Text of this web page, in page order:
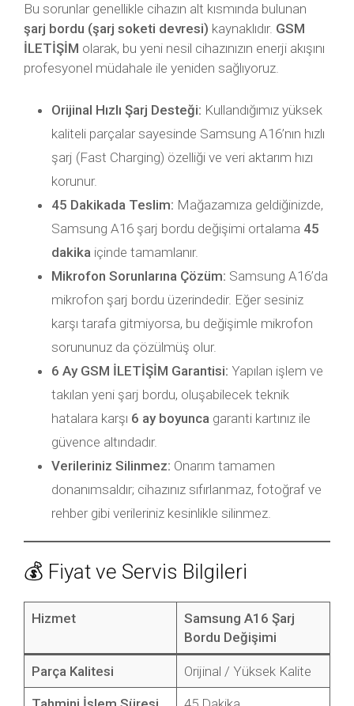
Bu sorunlar genellikle cihazın alt kısmında bulunan
şarj bordu (şarj soketi devresi) kaynaklıdır. GSM
İLETİŞİM olarak, bu yeni nesil cihazınızın enerji akışını
profesyonel müdahale ile yeniden sağlıyoruz.
Orijinal Hızlı Şarj Desteği: Kullandığımız yüksek
kaliteli parçalar sayesinde Samsung A16’nın hızlı
şarj (Fast Charging) özelliği ve veri aktarım hızı
korunur.
45 Dakikada Teslim: Mağazamıza geldiğinizde,
Samsung A16 şarj bordu değişimi ortalama 45
dakika içinde tamamlanır.
Mikrofon Sorunlarına Çözüm: Samsung A16’da
mikrofon şarj bordu üzerindedir. Eğer sesiniz
karşı tarafa gitmiyorsa, bu değişimle mikrofon
sorununuz da çözülmüş olur.
6 Ay GSM İLETİŞİM Garantisi: Yapılan işlem ve
takılan yeni şarj bordu, oluşabilecek teknik
hatalara karşı 6 ay boyunca garanti kartınız ile
güvence altındadır.
Verileriniz Silinmez: Onarım tamamen
donanımsaldır; cihazınız sıfırlanmaz, fotoğraf ve
rehber gibi verileriniz kesinlikle silinmez.
💰 Fiyat ve Servis Bilgileri
Hizmet
Samsung A16 Şarj
Bordu Değişimi
Parça Kalitesi Orijinal / Yüksek Kalite